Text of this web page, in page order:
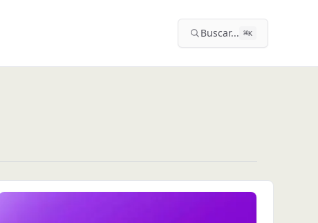
Buscar... ⌘K